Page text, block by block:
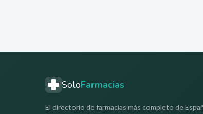
SoloFarmacias
El directorio de farmacias más completo de